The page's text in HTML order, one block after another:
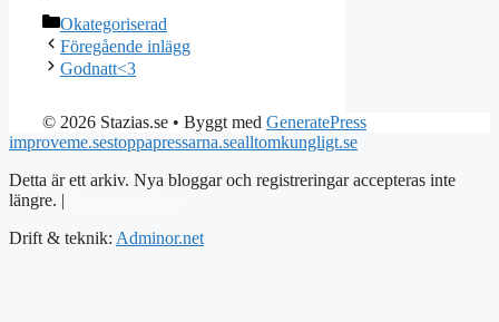
Kategorier
Okategoriserad
Föregående inlägg
Godnatt<3
© 2026 Stazias.se • Byggt med GeneratePress
improveme.sestoppapressarna.sealltomkungligt.se
Detta är ett arkiv. Nya bloggar och registreringar accepteras inte
längre. |
Drift & teknik: Adminor.net